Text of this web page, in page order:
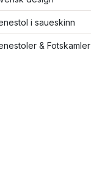
i saueskinn
& Fotskamler